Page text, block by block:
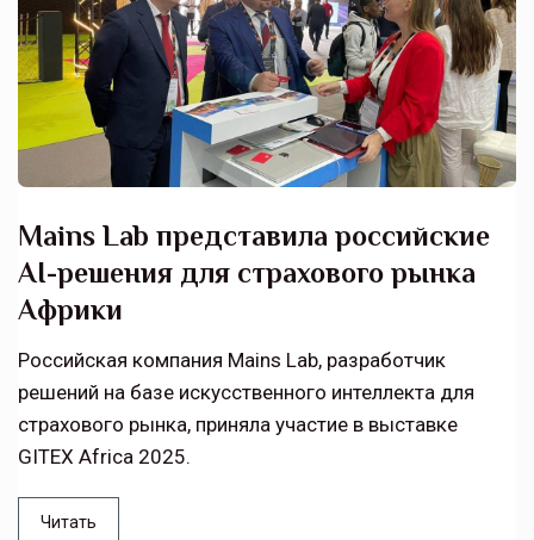
Mains Lab представила российские
AI-решения для страхового рынка
Африки
Российская компания Mains Lab, разработчик
решений на базе искусственного интеллекта для
страхового рынка, приняла участие в выставке
GITEX Africa 2025.
Читать